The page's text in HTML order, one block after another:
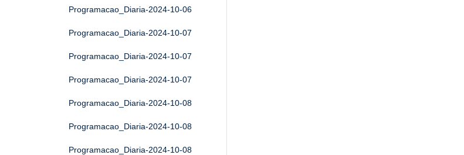
Programacao_Diaria-2024-10-06
Programacao_Diaria-2024-10-07
Programacao_Diaria-2024-10-07
Programacao_Diaria-2024-10-07
Programacao_Diaria-2024-10-08
Programacao_Diaria-2024-10-08
Programacao_Diaria-2024-10-08